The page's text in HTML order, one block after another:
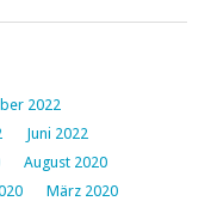
2022
Juni 2022
August 2020
März 2020